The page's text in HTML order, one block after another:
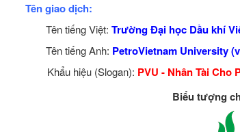
Tên giao dịch:
Tên tiếng Việt: Trường Đại học Dầu khí
Tên tiếng Anh: PetroVietnam University
Khẩu hiệu (Slogan): PVU - Nhân Tài Cho
Biểu tượng